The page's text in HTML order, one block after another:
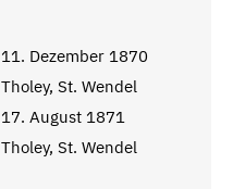
11. Dezember 1870
Tholey, St. Wendel
17. August 1871
Tholey, St. Wendel